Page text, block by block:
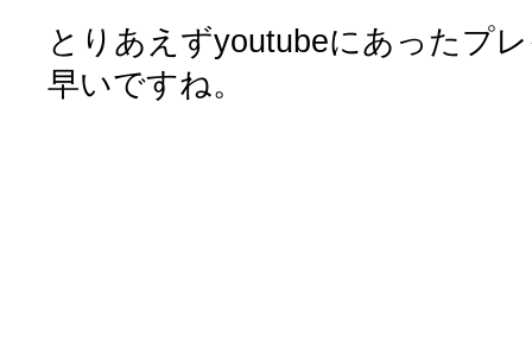
とりあえずyoutubeにあったプ
早いですね。